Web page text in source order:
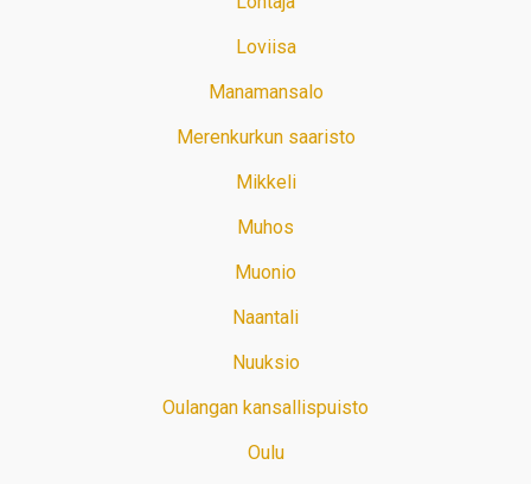
Loviisa
Manamansalo
Merenkurkun saaristo
Mikkeli
Muhos
Muonio
Naantali
Nuuksio
Oulangan kansallispuisto
Oulu